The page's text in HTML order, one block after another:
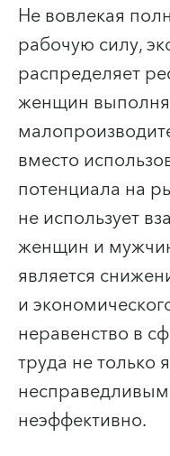
Не вовлекая
рабочую силу,
распределяет
женщин
вместо
потенциала на
не использует
женщин и
является
и
неравенство в
труда не только
неэффективно.